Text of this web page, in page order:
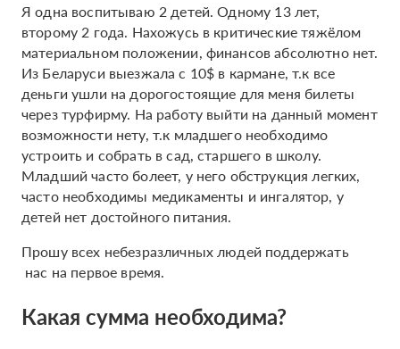
Я одна воспитываю 2 детей. Одному 13 лет,
второму 2 года. Нахожусь в критические тяжёлом
материальном положении, финансов абсолютно нет.
Из Беларуси выезжала с 10$ в кармане, т.к все
деньги ушли на дорогостоящие для меня билеты
через турфирму. На работу выйти на данный момент
возможности нету, т.к младшего необходимо
устроить и собрать в сад, старшего в школу.
Младший часто болеет, у него обструкция легких,
часто необходимы медикаменты и ингалятор, у
детей нет достойного питания.
Прошу всех небезразличных людей поддержать
нас на первое время.
Какая сумма необходима?